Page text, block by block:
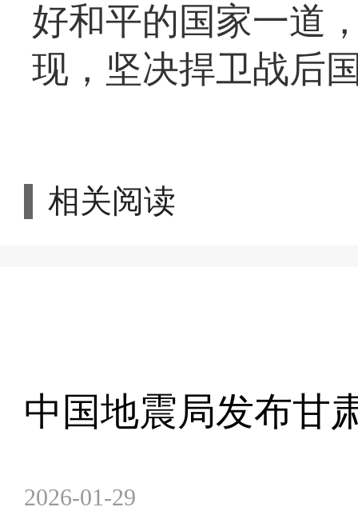
好和平的国家一道
现，坚决捍卫战后
相关阅读
中国地震局发布甘
2026-01-29